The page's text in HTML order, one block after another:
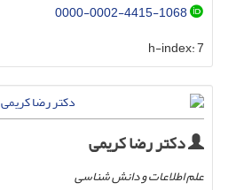
0000-0002-4415-1068
h-index:7
دکتر رضا کریمی
علم اطلاعات و دانش شناسی